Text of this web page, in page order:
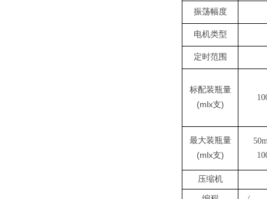
振荡幅度
电机类型
定时范围
标配装瓶量
(mlx支)
最大装瓶量
(mlx支)
压缩机